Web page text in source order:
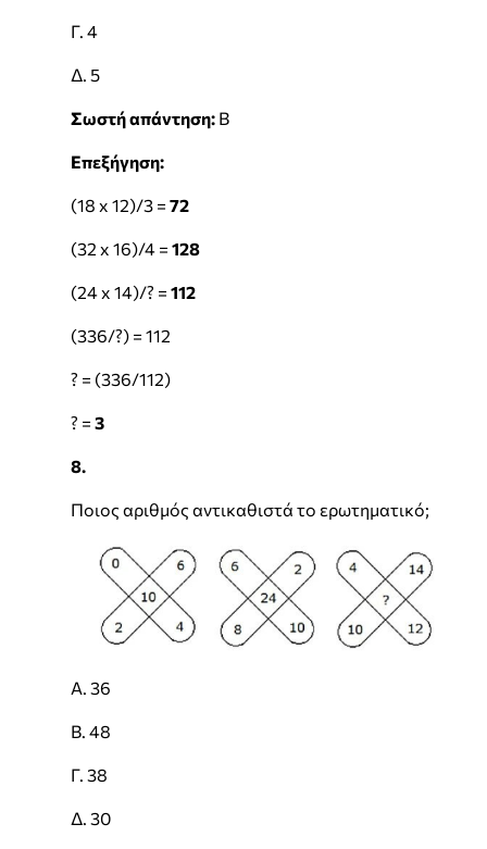
Γ. 4
Δ. 5
Σωστή απάντηση: Β
Επεξήγηση:
(18 x 12)/3 = 72
(32 x 16)/4 = 128
(24 x 14)/? = 112
(336/?) = 112
? = (336/112)
? = 3
8.
Ποιος αριθμός αντικαθιστά το ερωτηματικό;
Α. 36
Β. 48
Γ. 38
Δ. 30